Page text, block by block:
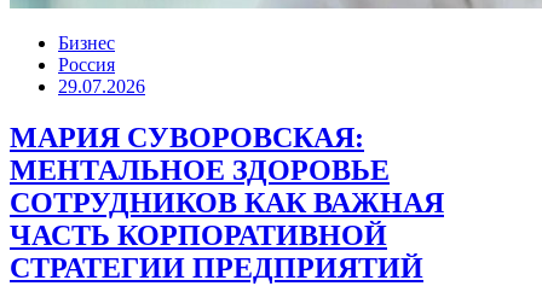
Бизнес
Россия
29.07.2026
МАРИЯ СУВОРОВСКАЯ:
МЕНТАЛЬНОЕ ЗДОРОВЬЕ
СОТРУДНИКОВ КАК ВАЖНАЯ
ЧАСТЬ КОРПОРАТИВНОЙ
СТРАТЕГИИ ПРЕДПРИЯТИЙ